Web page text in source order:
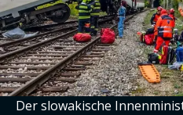
Der slowakische